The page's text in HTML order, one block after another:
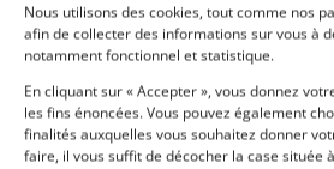
Nous utilisons des cookies, tout comme nos
afin de collecter des informations sur vous à
notamment fonctionnel et statistique.
En cliquant sur « Accepter », vous donnez
les fins énoncées. Vous pouvez également
finalités auxquelles vous souhaitez donner
faire, il vous suffit de décocher la case située